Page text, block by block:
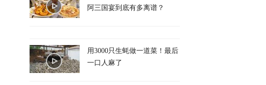
阿三国宴到底有多离谱？
用3000只生蚝做一道菜！最后
一口人麻了